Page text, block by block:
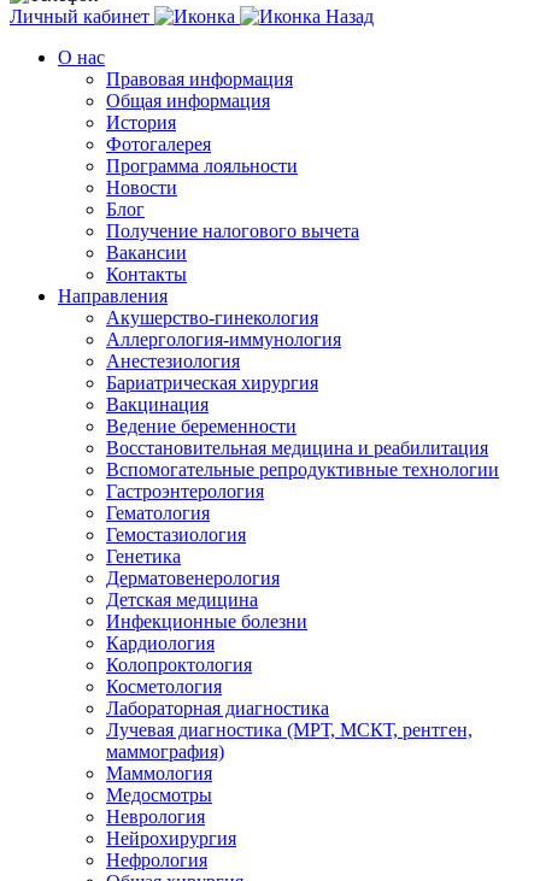
Личный кабинет
Назад
О нас
Правовая информация
Общая информация
История
Фотогалерея
Программа лояльности
Новости
Блог
Получение налогового вычета
Вакансии
Контакты
Направления
Акушерство-гинекология
Аллергология-иммунология
Анестезиология
Бариатрическая хирургия
Вакцинация
Ведение беременности
Восстановительная медицина и реабилитация
Вспомогательные репродуктивные технологии
Гастроэнтерология
Гематология
Гемостазиология
Генетика
Дерматовенерология
Детская медицина
Инфекционные болезни
Кардиология
Колопроктология
Косметология
Лабораторная диагностика
Лучевая диагностика (МРТ, МСКТ, рентген,
маммография)
Маммология
Медосмотры
Неврология
Нейрохирургия
Нефрология